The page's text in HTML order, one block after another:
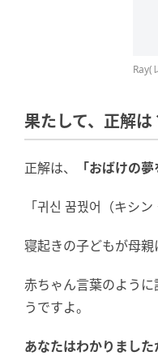
Ray(
果たして、正解は
正解は、 「おばけの夢
「귀신 꿈꿨어（キシ
寝起きの子どもが母親
赤ちゃん言葉のよう
うですよ。
あなたはわかりました